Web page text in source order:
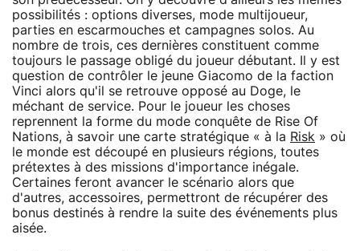
possibilités : options diverses, mode multijoueur,
parties en escarmouches et campagnes solos. Au
nombre de trois, ces dernières constituent comme
toujours le passage obligé du joueur débutant. Il y est
question de contrôler le jeune Giacomo de la faction
Vinci alors qu'il se retrouve opposé au Doge, le
méchant de service. Pour le joueur les choses
reprennent la forme du mode conquête de Rise Of
Nations, à savoir une carte stratégique « à la Risk » où
le monde est découpé en plusieurs régions, toutes
prétextes à des missions d'importance inégale.
Certaines feront avancer le scénario alors que
d'autres, accessoires, permettront de récupérer des
bonus destinés à rendre la suite des événements plus
aisée.